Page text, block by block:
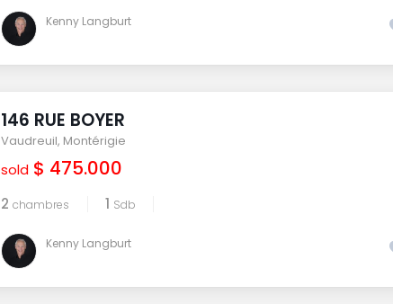
Kenny Langburt
146 RUE BOYER
Vaudreuil, Montérigie
sold $ 475.000
2 chambres 1 Sdb
Kenny Langburt